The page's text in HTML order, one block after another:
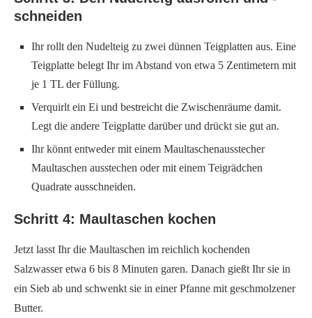
schneiden
Ihr rollt den Nudelteig zu zwei dünnen Teigplatten aus. Eine
Teigplatte belegt Ihr im Abstand von etwa 5 Zentimetern mit
je 1 TL der Füllung.
Verquirlt ein Ei und bestreicht die Zwischenräume damit.
Legt die andere Teigplatte darüber und drückt sie gut an.
Ihr könnt entweder mit einem Maultaschenausstecher
Maultaschen ausstechen oder mit einem Teigrädchen
Quadrate ausschneiden.
Schritt 4: Maultaschen kochen
Jetzt lasst Ihr die Maultaschen im reichlich kochenden
Salzwasser etwa 6 bis 8 Minuten garen. Danach gießt Ihr sie in
ein Sieb ab und schwenkt sie in einer Pfanne mit geschmolzener
Butter.